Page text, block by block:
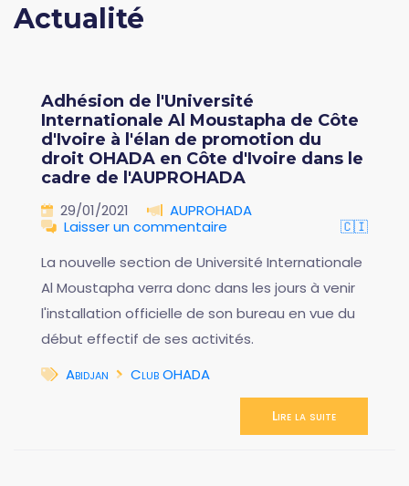
Actualité
Adhésion de l'Université
Internationale Al Moustapha de Côte
d'Ivoire à l'élan de promotion du
droit OHADA en Côte d'Ivoire dans le
cadre de l'AUPROHADA
29/01/2021
AUPROHADA
Laisser un commentaire
🇨🇮
La nouvelle section de Université Internationale
Al Moustapha verra donc dans les jours à venir
l'installation officielle de son bureau en vue du
début effectif de ses activités.
Abidjan
Club OHADA
Lire la suite